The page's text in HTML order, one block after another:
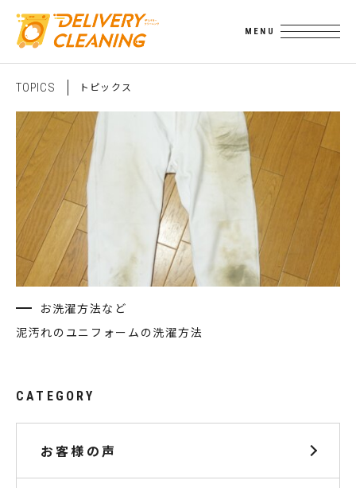
TOPICS ト ピッ ク ス
お洗濯方法など
泥汚れのユニフォームの洗濯方法
CATEGORY
お客様の声